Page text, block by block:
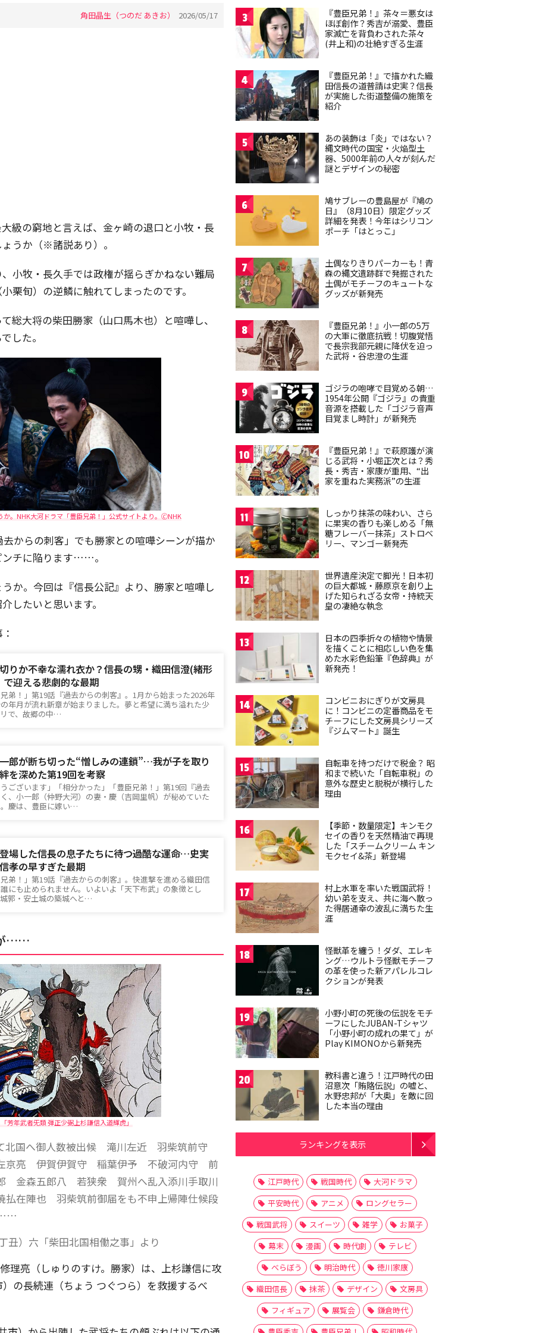
角田晶生（つのだ あきお） 2026/05/17
級の窮地と言えば、金ヶ崎の退口と小牧・長
うか（※諸説あり）。
小牧・長久手では政権が揺らぎかねない難局
栗旬）の逆鱗に触れてしまったのです。
総大将の柴田勝家（山口馬木也）と喧嘩し、
した。
か。NHK大河ドラマ「豊臣兄弟！」公式サイトより。🄫NHK
からの刺客」でも勝家との喧嘩シーンが描か
ンチに陥ります……。
か。今回は『信長公記』より、勝家と喧嘩し
したいと思います。
りか不幸な濡れ衣か？信長の甥・織田信澄(緒形
迎える悲劇的な最期
弟！」第19話『過去からの刺客』。1月から始まった2026年
年月が流れ新章が始まりました。夢と希望に満ち溢れた少
で、故郷の中…
郎が断ち切った“憎しみの連鎖”…我が子を取り
を深めた第19回を考察
ございます」「相分かった」「豊臣兄弟！」第19回『過去
、小一郎（仲野大河）の妻・慶（吉岡里帆）が秘めていた
慶は、豊臣に嫁い…
場した信長の息子たちに待つ過酷な運命…史実
孝の早すぎた最期
弟！」第19話『過去からの刺客』。快進撃を進める織田信
にも止められません。いよいよ「天下布武」の象徴とし
郭・安土城の築城へと…
……
芳年武者旡類 弾正少弼上杉謙信入道輝虎」
国へ御人数被出候 滝川左近 羽柴筑前守
京亮 伊賀伊賀守 稲葉伊予 不破河内守 前
金森五郎八 若狭衆 賀州へ乱入添川手取川
払在陣也 羽柴筑前御届をも不申上帰陣仕候段
……
）六「柴田北国相働之事」より
理亮（しゅりのすけ。勝家）は、上杉謙信に攻
の長続連（ちょう つぐつら）を救援するべ
3
『豊臣兄弟！』茶々＝悪女は
ほぼ創作？秀吉が溺愛、豊臣
家滅亡を背負わされた茶々
(井上和)の壮絶すぎる生涯
4
『豊臣兄弟！』で描かれた織
田信長の道普請は史実？信長
が実施した街道整備の施策を
紹介
5
あの装飾は「炎」ではない？
縄文時代の国宝・火焔型土
器、5000年前の人々が刻んだ
謎とデザインの秘密
6
鳩サブレーの豊島屋が『鳩の
日』（8月10日）限定グッズ
詳細を発表！今年はシリコン
ポーチ「はとっこ」
7
土偶なりきりパーカーも！青
森の縄文遺跡群で発掘された
土偶がモチーフのキュートな
グッズが新発売
8
『豊臣兄弟！』小一郎の5万
の大軍に徹底抗戦！切腹覚悟
で長宗我部元親に降伏を迫っ
た武将・谷忠澄の生涯
9
ゴジラの咆哮で目覚める朝…
1954年公開『ゴジラ』の貴重
音源を搭載した「ゴジラ音声
目覚まし時計」が新発売
10
『豊臣兄弟！』で萩原護が演
じる武将・小堀正次とは？秀
長・秀吉・家康が重用、“出
家を重ねた実務派”の生涯
11
しっかり抹茶の味わい、さら
に果実の香りも楽しめる「無
糖フレーバー抹茶」ストロベ
リー、マンゴー新発売
12
世界遺産決定で脚光！日本初
の巨大都城・藤原京を創り上
げた知られざる女帝・持統天
皇の凄絶な執念
13
日本の四季折々の植物や情景
を描くことに相応しい色を集
めた水彩色鉛筆『色辞典』が
新発売！
14
コンビニおにぎりが文房具
に！コンビニの定番商品をモ
チーフにした文房具シリーズ
『ジムマート』誕生
15
自転車を持つだけで税金？ 昭
和まで続いた「自転車税」の
意外な歴史と脱税が横行した
理由
16
【季節・数量限定】キンモク
セイの香りを天然精油で再現
した「スチームクリーム キン
モクセイ&茶」新登場
17
村上水軍を率いた戦国武将！
幼い弟を支え、共に海へ散っ
た得居通幸の波乱に満ちた生
涯
18
怪獣革を纏う！ダダ、エレキ
ング…ウルトラ怪獣モチーフ
の革を使った新アパレルコレ
クションが発表
19
小野小町の死後の伝説をモチ
ーフにしたJUBAN-Tシャツ
「小野小町の成れの果て」が
Play KIMONOから新発売
20
教科書と違う！江戸時代の田
沼意次「賄賂伝説」の嘘と、
水野忠邦が「大奥」を敵に回
した本当の理由
ランキングを表示
江戸時代 戦国時代
大河ドラマ
平安時代
アニメ
ロングセラー
戦国武将
スイーツ 雑学
お菓子
幕末
漫画 時代劇
テレビ
べらぼう
明治時代
徳川家康
織田信長
抹茶 デザイン
文房具
フィギュア
展覧会
鎌倉時代